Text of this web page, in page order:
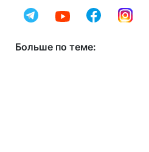
Больше по теме: